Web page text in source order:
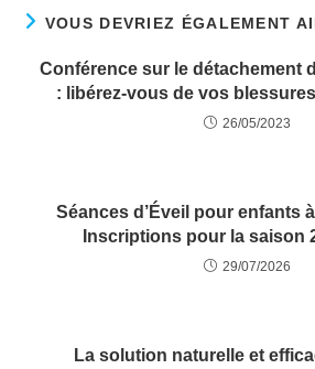
VOUS DEVRIEZ ÉGALEMENT
Conférence sur le détachement
: libérez-vous de vos
26/05/2023
Séances d’Éveil pour enfants
Inscriptions pour la saison
29/07/2026
La solution naturelle et